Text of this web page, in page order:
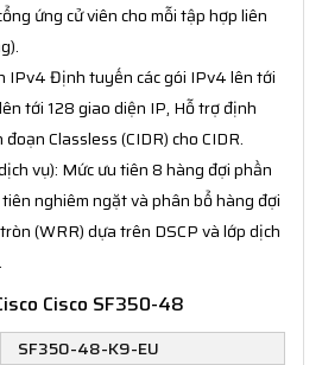
ứng cử viên cho mỗi tập hợp liên
IPv4 Định tuyến các gói IPv4 lên tới
tới 128 giao diện IP, Hỗ trợ định
Classless (CIDR) cho CIDR.
vụ): Mức ưu tiên 8 hàng đợi phần
nghiêm ngặt và phân bổ hàng đợi
(WRR) dựa trên DSCP và lớp dịch
Cisco SF350-48
SF350-48-K9-EU